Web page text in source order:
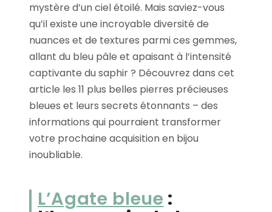
mystère d’un ciel étoilé. Mais saviez-vous
qu’il existe une incroyable diversité de
nuances et de textures parmi ces gemmes,
allant du bleu pâle et apaisant à l’intensité
captivante du saphir ? Découvrez dans cet
article les 11 plus belles pierres précieuses
bleues et leurs secrets étonnants – des
informations qui pourraient transformer
votre prochaine acquisition en bijou
inoubliable.
L’Agate bleue :